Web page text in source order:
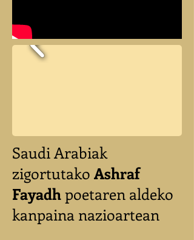
Saudi Arabiak
zigortutako Ashraf
Fayadhpoetaren aldeko
kanpaina nazioartean